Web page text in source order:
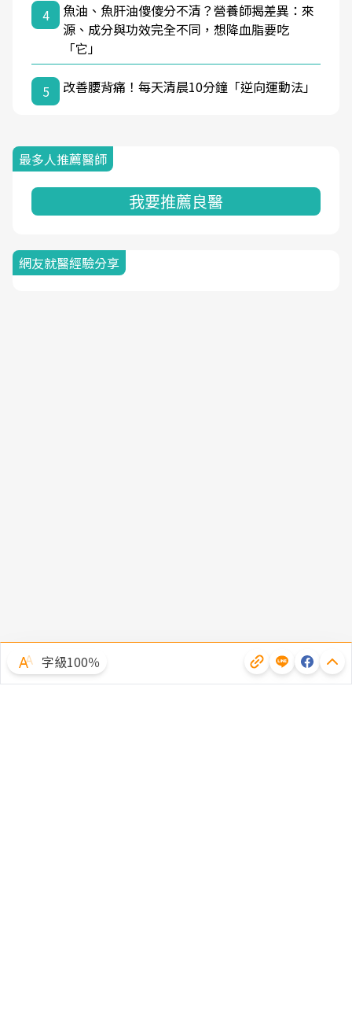
4
魚油、魚肝油傻傻分不清？營養師揭差異：來
源、成分與功效完全不同，想降血脂要吃
「它」
5 改善腰背痛！每天清晨10分鐘「逆向運動法」
最多人推薦醫師
我要推薦良醫
網友就醫經驗分享
字級100％